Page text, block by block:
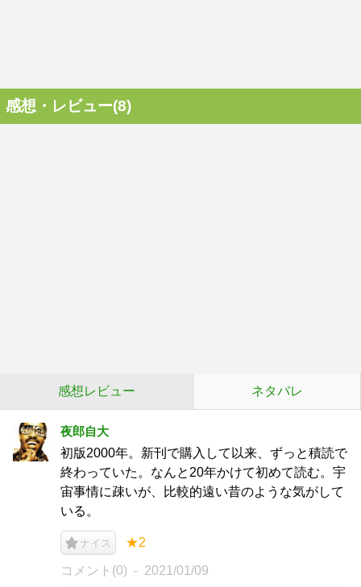
感想・レビュー(8)
感想レビュー ネタバレ
夜郎自大
初版2000年。新刊で購入して以来、ずっと積読で
終わっていた。なんと20年かけて初めて読む。宇
宙事情に疎いが、比較的遠い昔のような気がして
いる。
ナイス ★2
コメント(0) 2021/01/09